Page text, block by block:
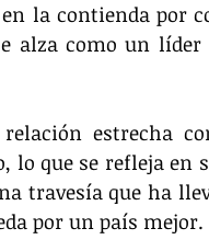
la contienda por
alza como un
estrecha
lo que se refleja en
travesía que ha
por un país mejor.